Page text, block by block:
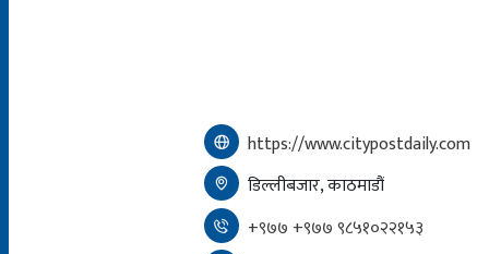
https://www.citypostdaily.com
डिल्लीबजार, काठमाडौं
+९७७ +९७७ ९८५१०२२१५३